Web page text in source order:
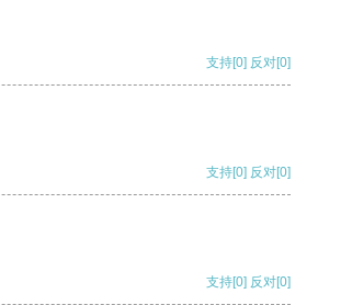
支持[0] 反对[0]
支持[0] 反对[0]
支持[0] 反对[0]